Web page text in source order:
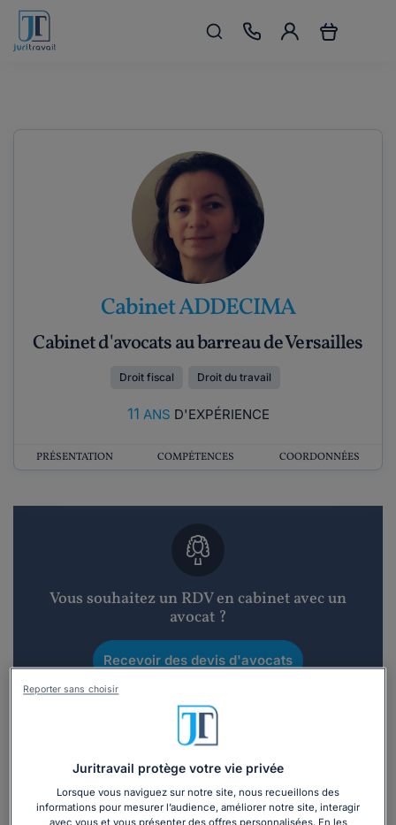
Cabinet ADDECIMA
Cabinet d'avocats au barreau de Versailles
Droit fiscal Droit du travail
11 ANS D'EXPÉRIENCE
PRÉSENTATION COMPÉTENCES COORDONNÉES
Vous souhaitez un RDV en cabinet avec un
avocat ?
Recevoir des devis d'avocats
3 devis en 48h
Juritravail protège votre vie privée
Lorsque vous naviguez sur notre site, nous recueillons des
informations pour mesurer l’audience, améliorer notre site, interagir
avec vous et vous présenter des offres personnalisées. En les
Reporter sans choisir